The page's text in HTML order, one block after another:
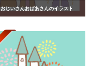
おじいさんおばあさんのイラスト